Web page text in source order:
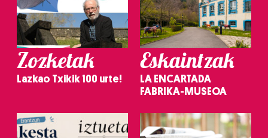
Zozketak
Lazkao Txikik 100 urte!
Eskaintzak
LA ENCARTADA
FABRIKA-MUSEOA